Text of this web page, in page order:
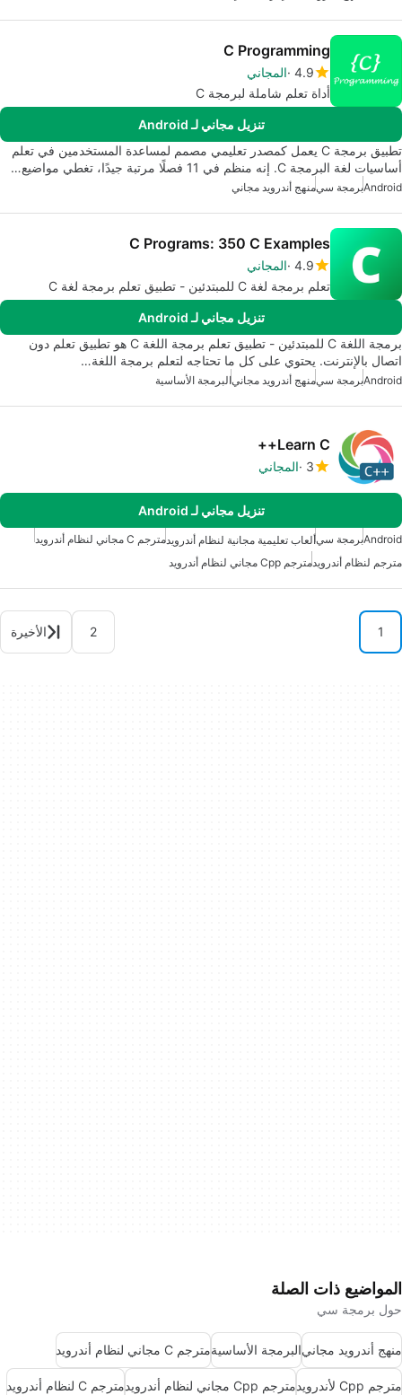
C Programming
4.9 المجاني
أداة تعلم شاملة لبرمجة C
تنزيل مجاني لـ Android
تطبيق برمجة C يعمل كمصدر تعليمي مصمم لمساعدة المستخدمين في تعلم
أساسيات لغة البرمجة C. إنه منظم في 11 فصلًا مرتبة جيدًا، تغطي مواضيع…
Androidبرمجة سيمنهج أندرويد مجاني
C Programs: 350 C Examples
4.9 المجاني
تعلم برمجة لغة C للمبتدئين - تطبيق تعلم برمجة لغة C
تنزيل مجاني لـ Android
برمجة اللغة C للمبتدئين - تطبيق تعلم برمجة اللغة C هو تطبيق تعلم دون
اتصال بالإنترنت. يحتوي على كل ما تحتاجه لتعلم برمجة اللغة…
Androidبرمجة سيمنهج أندرويد مجانيالبرمجة الأساسية
Learn C++
3 المجاني
تنزيل مجاني لـ Android
Androidبرمجة سيألعاب تعليمية مجانية لنظام أندرويدمترجم C مجاني لنظام أندرويد
مترجم لنظام أندرويدمترجم Cpp مجاني لنظام أندرويد
1
2 الأخيرة
المواضيع ذات الصلة
حول برمجة سي
منهج أندرويد مجانيالبرمجة الأساسيةمترجم C مجاني لنظام أندرويد
مترجم Cpp لأندرويد مترجم Cpp مجاني لنظام أندرويد مترجم C لنظام أندرويد